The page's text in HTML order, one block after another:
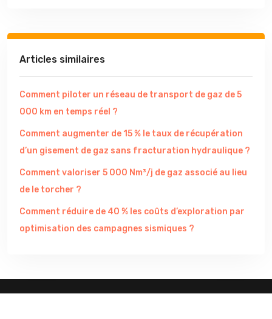
Articles similaires
Comment piloter un réseau de transport de gaz de 5
000 km en temps réel ?
Comment augmenter de 15 % le taux de récupération
d’un gisement de gaz sans fracturation hydraulique ?
Comment valoriser 5 000 Nm³/j de gaz associé au lieu
de le torcher ?
Comment réduire de 40 % les coûts d’exploration par
optimisation des campagnes sismiques ?